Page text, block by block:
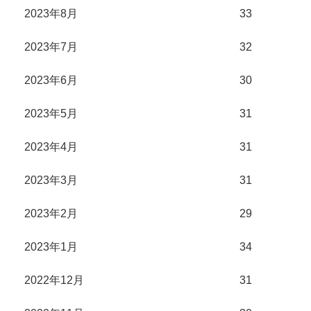
2023年8月 33
2023年7月 32
2023年6月 30
2023年5月 31
2023年4月 31
2023年3月 31
2023年2月 29
2023年1月 34
2022年12月 31